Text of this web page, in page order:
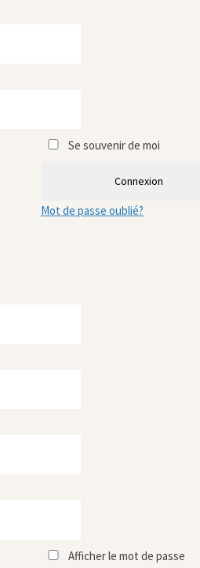
Se souvenir de moi
Connexion
Mot de passe oublié?
Afficher le mot de passe